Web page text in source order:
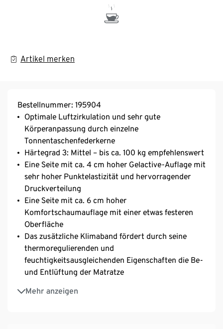
Artikel merken
Bestellnummer: 195904
Optimale Luftzirkulation und sehr gute
Körperanpassung durch einzelne
Tonnentaschenfederkerne
Härtegrad 3: Mittel – bis ca. 100 kg empfehlenswert
Eine Seite mit ca. 4 cm hoher Gelactive-Auflage mit
sehr hoher Punktelastizität und hervorragender
Druckverteilung
Eine Seite mit ca. 6 cm hoher
Komfortschaumauflage mit einer etwas festeren
Oberfläche
Das zusätzliche Klimaband fördert durch seine
thermoregulierenden und
feuchtigkeitsausgleichenden Eigenschaften die Be-
und Entlüftung der Matratze
Mehr anzeigen
Bezug aus hochwertigem Doppeltuch, mit
Rundum-Reißverschluss und 4 Wendegriffen